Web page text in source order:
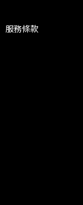
服務條款